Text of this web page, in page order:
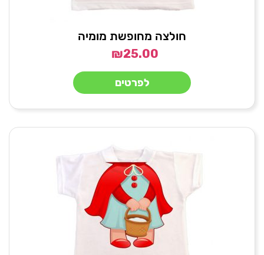
חולצה מחופשת מומיה
₪25.00
לפרטים